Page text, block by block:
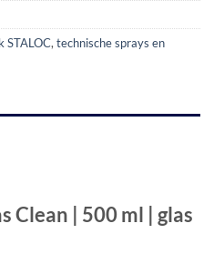
STALOC, technische sprays en
Clean | 500 ml | glas